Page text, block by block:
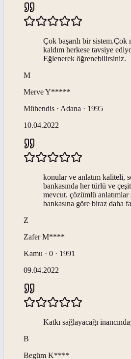
Çok başarılı bir sistem.Çok
kaldım herkese tavsiye
Eğlenerek öğrenebilirsiniz.
M
MerveY*****
Mühendis · Adana · 1995
10.04.2022
konular ve anlatım kaliteli,
bankasında her türlü ve
mevcut. çözümlü anlatımlar
bankasına göre biraz daha
Z
Zafer M****
Kamu · 0 · 1991
09.04.2022
Katkı sağlayacağı
B
Begüm K****